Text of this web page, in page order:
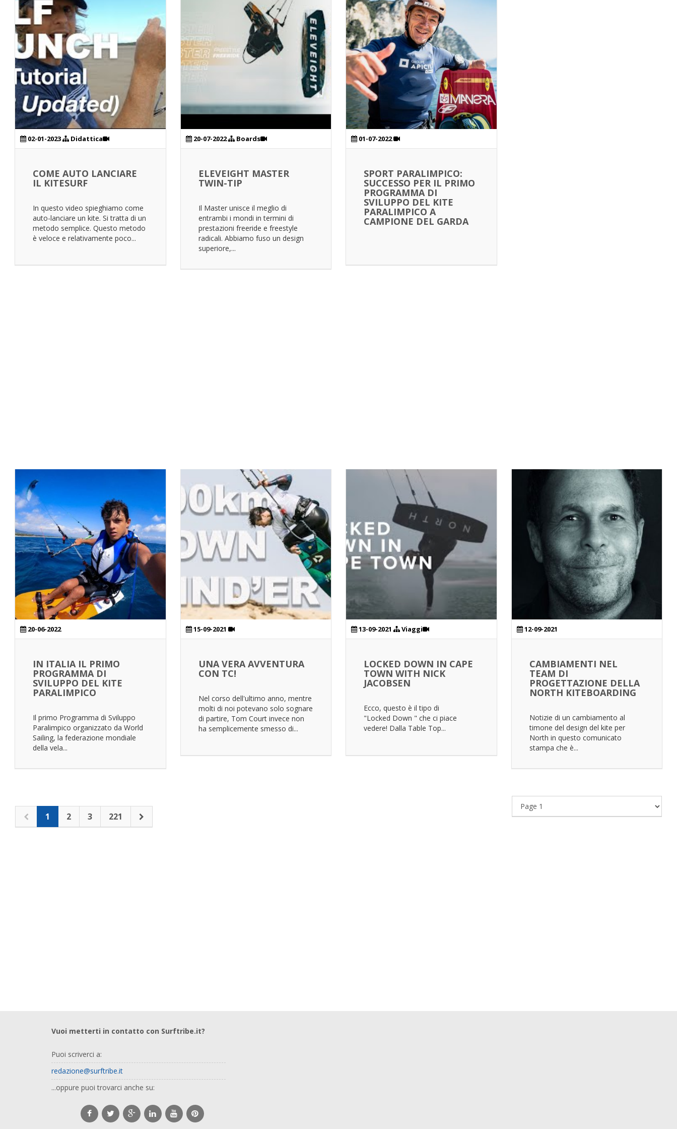
02-01-2023 Didattica
COME AUTO LANCIARE
IL KITESURF
In questo video spieghiamo come
auto-lanciare un kite. Si tratta di un
metodo semplice. Questo metodo
è veloce e relativamente poco...
20-07-2022 Boards
ELEVEIGHT MASTER
TWIN-TIP
Il Master unisce il meglio di
entrambi i mondi in termini di
prestazioni freeride e freestyle
radicali. Abbiamo fuso un design
superiore,...
01-07-2022
SPORT PARALIMPICO:
SUCCESSO PER IL PRIMO
PROGRAMMA DI
SVILUPPO DEL KITE
PARALIMPICO A
CAMPIONE DEL GARDA
20-06-2022
IN ITALIA IL PRIMO
PROGRAMMA DI
SVILUPPO DEL KITE
PARALIMPICO
Il primo Programma di Sviluppo
Paralimpico organizzato da World
Sailing, la federazione mondiale
della vela...
15-09-2021
UNA VERA AVVENTURA
CON TC!
Nel corso dell'ultimo anno, mentre
molti di noi potevano solo sognare
di partire, Tom Court invece non
ha semplicemente smesso di...
13-09-2021 Viaggi
LOCKED DOWN IN CAPE
TOWN WITH NICK
JACOBSEN
Ecco, questo è il tipo di
"Locked Down " che ci piace
vedere! Dalla Table Top...
12-09-2021
CAMBIAMENTI NEL
TEAM DI
PROGETTAZIONE DELLA
NORTH KITEBOARDING
Notizie di un cambiamento al
timone del design del kite per
North in questo comunicato
stampa che è...
1 2 3 221
Vuoi metterti in contatto con Surftribe.it?
Puoi scriverci a:
redazione@surftribe.it
...oppure puoi trovarci anche su: